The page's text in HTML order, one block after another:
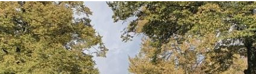
submenu